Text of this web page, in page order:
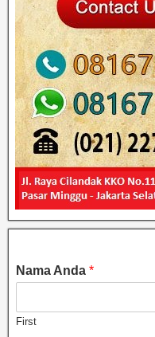
Nama Anda *
First